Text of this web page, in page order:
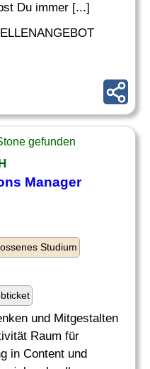
Du immer [...]
gefunden
Manager
Studium
und Mitgestalten
Raum für
in Content und